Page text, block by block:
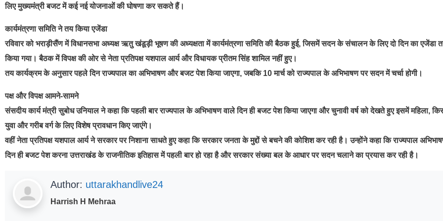
लिए मुख्यमंत्री बजट में कई नई योजनाओं की घोषणा कर सकते हैं।
कार्यमंत्रणा समिति ने तय किया एजेंडा
रविवार को भराड़ीसैंण में विधानसभा अध्यक्ष ऋतु खंडूड़ी भूषण की अध्यक्षता में कार्यमंत्रणा समिति की बैठक हुई, जिसमें सदन के संचालन के लिए दो दिन का एजेंडा
किया गया। बैठक में विपक्ष की ओर से नेता प्रतिपक्ष यशपाल आर्य और विधायक प्रीतम सिंह शामिल नहीं हुए।
तय कार्यक्रम के अनुसार पहले दिन राज्यपाल का अभिभाषण और बजट पेश किया जाएगा, जबकि 10 मार्च को राज्यपाल के अभिभाषण पर सदन में चर्चा होगी।
पक्ष और विपक्ष आमने-सामने
संसदीय कार्य मंत्री सुबोध उनियाल ने कहा कि पहली बार राज्यपाल के अभिभाषण वाले दिन ही बजट पेश किया जाएगा और चुनावी वर्ष को देखते हुए इसमें महिला,
युवा और गरीब वर्ग के लिए विशेष प्रावधान किए जाएंगे।
वहीं नेता प्रतिपक्ष यशपाल आर्य ने सरकार पर निशाना साधते हुए कहा कि सरकार जनता के मुद्दों से बचने की कोशिश कर रही है। उन्होंने कहा कि राज्यपाल
दिन ही बजट पेश करना उत्तराखंड के राजनीतिक इतिहास में पहली बार हो रहा है और सरकार संख्या बल के आधार पर सदन चलाने का प्रयास कर रही है।
Author: uttarakhandlive24
Harrish H Mehraa